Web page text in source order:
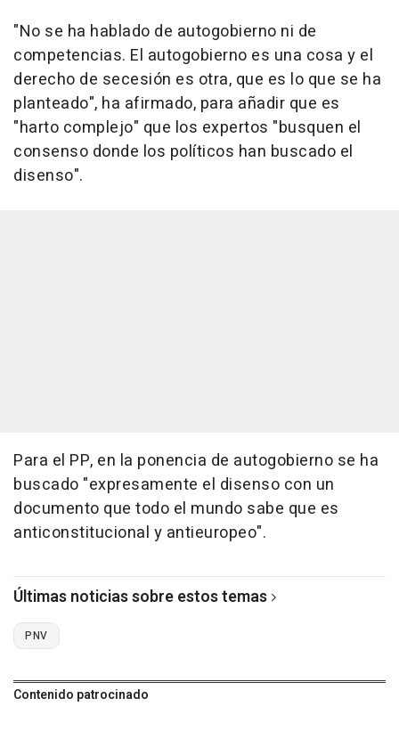
"No se ha hablado de autogobierno ni de
competencias. El autogobierno es una cosa y el
derecho de secesión es otra, que es lo que se ha
planteado", ha afirmado, para añadir que es
"harto complejo" que los expertos "busquen el
consenso donde los políticos han buscado el
disenso".
Para el PP, en la ponencia de autogobierno se ha
buscado "expresamente el disenso con un
documento que todo el mundo sabe que es
anticonstitucional y antieuropeo".
Últimas noticias sobre estos temas
PNV
Contenido patrocinado